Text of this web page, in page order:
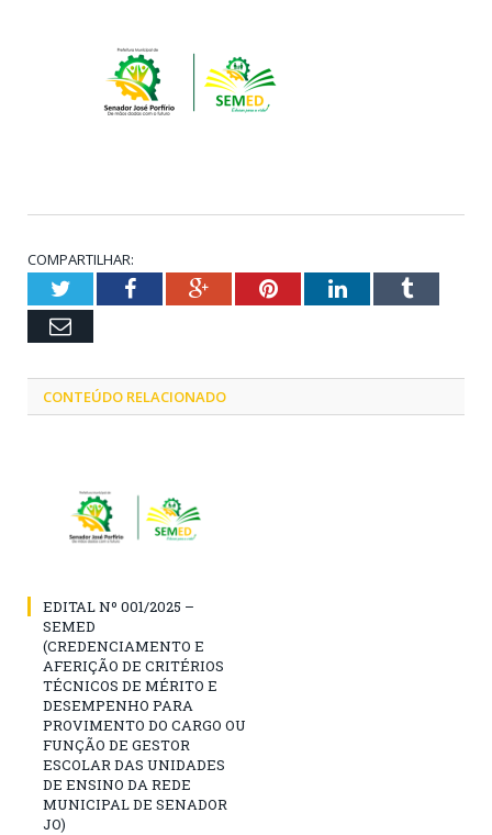
COMPARTILHAR:
TwitterFacebookGoogle+PinterestLinkedInTumblr
Email
CONTEÚDO RELACIONADO
EDITAL Nº 001/2025 –
SEMED
(CREDENCIAMENTO E
AFERIÇÃO DE CRITÉRIOS
TÉCNICOS DE MÉRITO E
DESEMPENHO PARA
PROVIMENTO DO CARGO OU
FUNÇÃO DE GESTOR
ESCOLAR DAS UNIDADES
DE ENSINO DA REDE
MUNICIPAL DE SENADOR
JO)